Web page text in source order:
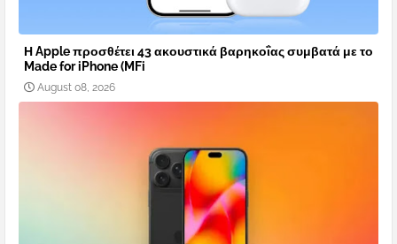
Η Apple προσθέτει 43 ακουστικά βαρηκοΐας συμβατά με το
Made for iPhone (MFi
August 08, 2026